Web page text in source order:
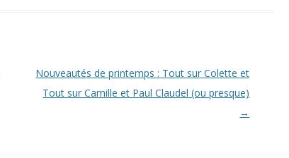
Nouveautés de printemps : Tout sur Colette et
Tout sur Camille et Paul Claudel (ou presque)
→